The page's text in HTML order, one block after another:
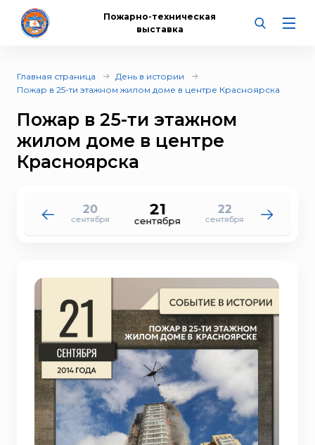
Пожарно-техническая
выставка
Главная страница
День в истории
Пожар в 25-ти этажном жилом доме в центре Красноярска
Пожар в 25-ти этажном
жилом доме в центре
Красноярска
20
сентября
21
сентября
22
сентября